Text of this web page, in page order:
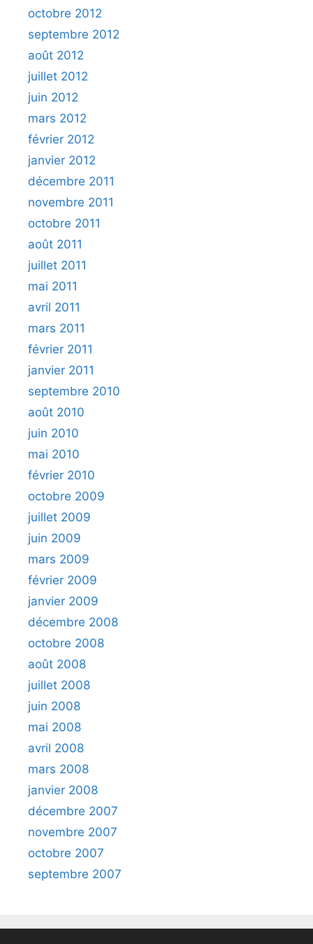
octobre 2012
septembre 2012
août 2012
juillet 2012
juin 2012
mars 2012
février 2012
janvier 2012
décembre 2011
novembre 2011
octobre 2011
août 2011
juillet 2011
mai 2011
avril 2011
mars 2011
février 2011
janvier 2011
septembre 2010
août 2010
juin 2010
mai 2010
février 2010
octobre 2009
juillet 2009
juin 2009
mars 2009
février 2009
janvier 2009
décembre 2008
octobre 2008
août 2008
juillet 2008
juin 2008
mai 2008
avril 2008
mars 2008
janvier 2008
décembre 2007
novembre 2007
octobre 2007
septembre 2007